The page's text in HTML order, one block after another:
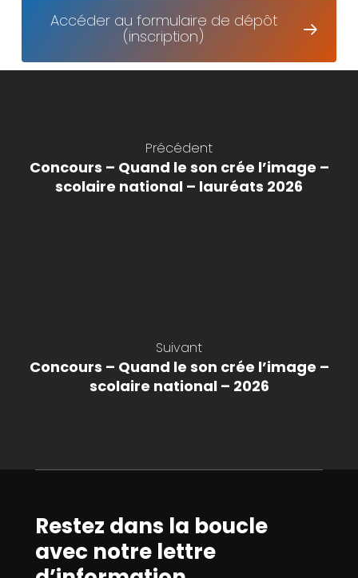
Accéder au formulaire de dépôt
(inscription)
Précédent
Concours – Quand le son crée l’image –
scolaire national – lauréats 2026
Suivant
Concours – Quand le son crée l’image –
scolaire national – 2026
Restez dans la boucle
avec notre lettre